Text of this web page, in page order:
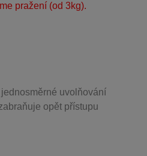
pražení (od 3kg).
ednosměrné uvolňování
opět přístupu